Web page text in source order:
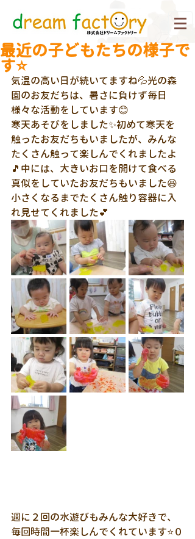
最近の子どもたちの様子で
す⭐
気温の高い日が続いてますね💦光の森
園のお友だちは、暑さに負けず毎日
様々な活動をしています😊
寒天あそびをしました✨初めて寒天を
触ったお友だちもいましたが、みんな
たくさん触って楽しんでくれましたよ
🎵中には、大きいお口を開けて食べる
真似をしていたお友だちもいました😆
小さくなるまでたくさん触り容器に入
れ見せてくれました💕
週に２回の水遊びもみんな大好きで、
毎回時間一杯楽しんでくれています⭐０